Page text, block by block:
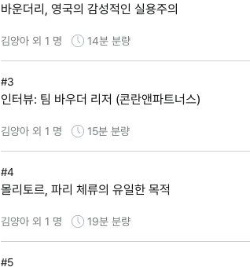
바운더리, 영국의 감성적인 실용주의
김양아 외 1 명 14분 분량
#3
인터뷰: 팀 바우더 리저 (콘란앤파트너스)
김양아 외 1 명 15분 분량
#4
몰리토르, 파리 체류의 유일한 목적
김양아 외 1 명 19분 분량
#5